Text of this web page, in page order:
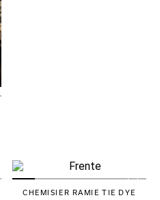
CHEMISIER RAMIE TIE DYE